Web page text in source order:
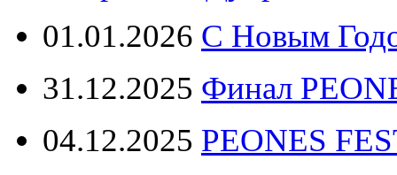
01.01.2026 С Новым
31.12.2025 Финал
04.12.2025 PEONES